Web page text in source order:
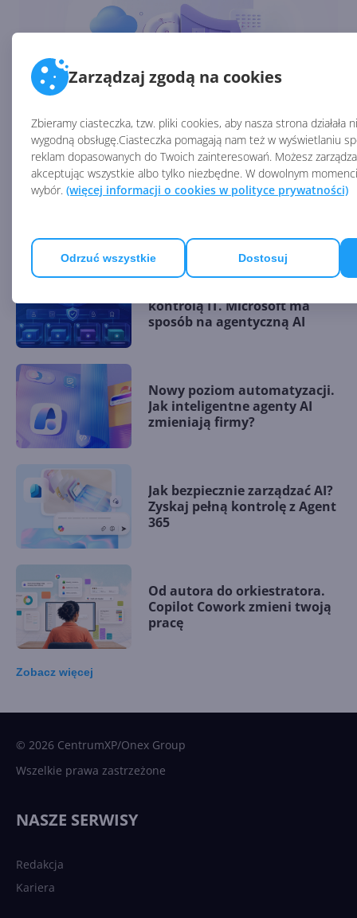
Zarządzaj zgodą na cookies
Zbieramy ciasteczka, tzw. pliki cookies, aby nasza strona działała
wygodną obsługę.Ciasteczka pomagają nam też w wyświetlaniu
reklam dopasowanych do Twoich zainteresowań. Możesz
akceptując wszystkie albo tylko niezbędne. W dowolnym
wybór. (więcej informacji o cookies w polityce prywatności)
Odrzuć wszystkie Dostosuj
przycisku Bing
Nowy Bing dostępny w
ARTYKUŁY
kontrolą IT. Microsoft ma
sposób na agentyczną AI
Nowy poziom automatyzacji.
Jak inteligentne agenty AI
zmieniają firmy?
Jak bezpiecznie zarządzać AI?
Zyskaj pełną kontrolę z Agent
365
Od autora do orkiestratora.
Copilot Cowork zmieni twoją
pracę
Zobacz więcej
© 2026 CentrumXP/Onex Group
Wszelkie prawa zastrzeżone
NASZE SERWISY
Redakcja
Kariera